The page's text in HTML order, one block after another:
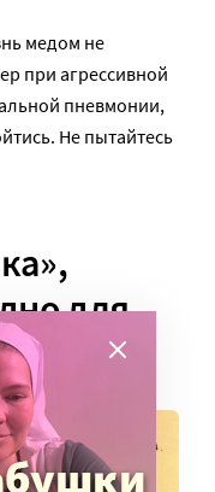
медом не
при агрессивной
пневмонии,
Не пытайтесь
для